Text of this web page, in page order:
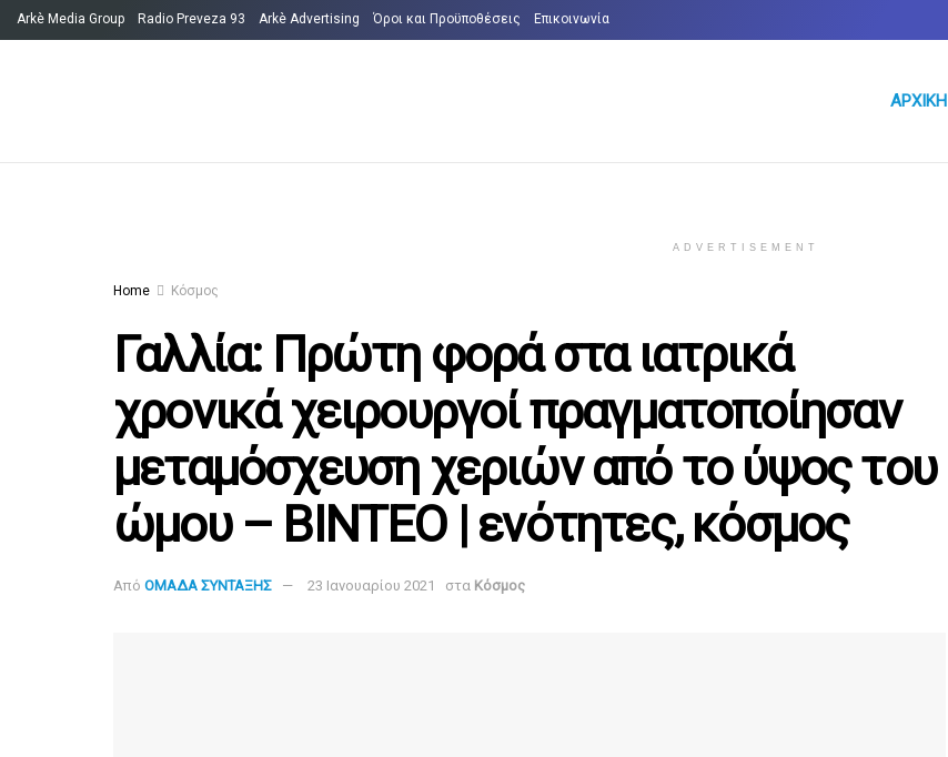
Arkè Media Group Radio Preveza 93 Arkè Advertising Όροι και Προϋποθέσεις Επικοινωνία
ΑΡΧΙΚΉ
ADVERTISEMENT
Home Κόσμος
Γαλλία: Πρώτη φορά στα ιατρικά
χρονικά χειρουργοί πραγματοποίησαν
μεταμόσχευση χεριών από το ύψος του
ώμου – BINTEO | ενότητες, κόσμος
Από ΟΜΑΔΑ ΣΥΝΤΑΞΗΣ 23 Ιανουαρίου 2021 στα Κόσμος